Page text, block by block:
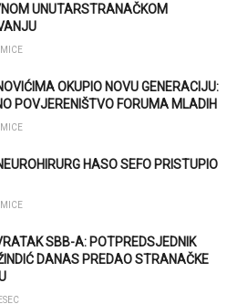
UNUTARSTRANAČKOM
OKUPIO NOVU GENERACIJU:
POVJERENIŠTVO FORUMA MLADIH
HASO SEFO PRISTUPIO
SBB-A: POTPREDSJEDNIK
DANAS PREDAO STRANAČKE